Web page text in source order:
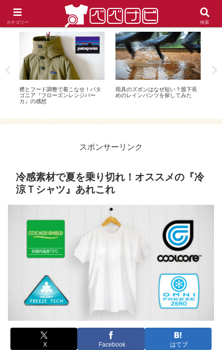
こんな服を探しています!! ニッチな要望に応えるお役立ちファッションブログ
襟とフード調整で着こなせ！パタ
ゴニア『フローズンレンジパー
カ』の感想
雨具のズボンはなぜ短い？股下長
めのレインパンツを探してみた
スポンサーリンク
冷感素材で夏を乗り切れ！オススメの『冷
涼Ｔシャツ』あれこれ
X Facebook はてブ
カテゴリー 検索